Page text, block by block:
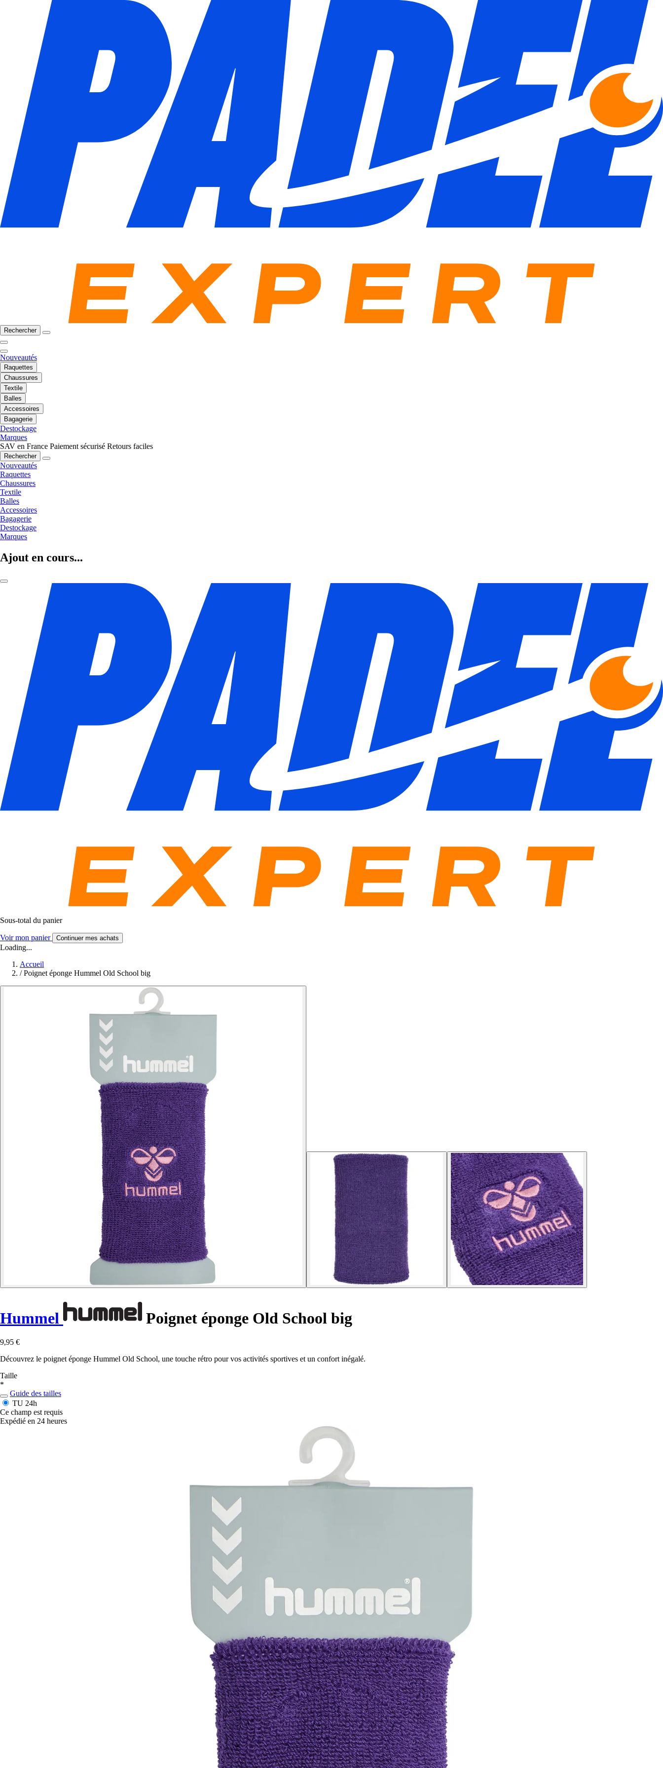
Rechercher
Nouveautés
Raquettes
Chaussures
Textile
Balles
Accessoires
Bagagerie
Destockage
Marques
SAV en France Paiement sécurisé Retours faciles
Rechercher
Nouveautés
Raquettes
Chaussures
Textile
Balles
Accessoires
Bagagerie
Destockage
Marques
Ajout en cours...
Sous-total du panier
Voir mon panier Continuer mes achats
Loading...
Accueil
/ Poignet éponge Hummel Old School big
Hummel Poignet éponge Old School big
9,95 €
Découvrez le poignet éponge Hummel Old School, une touche rétro pour vos activités sportives et un confort inégalé.
Taille
*
Guide des tailles
TU 24h
Ce champ est requis
Expédié en 24 heures